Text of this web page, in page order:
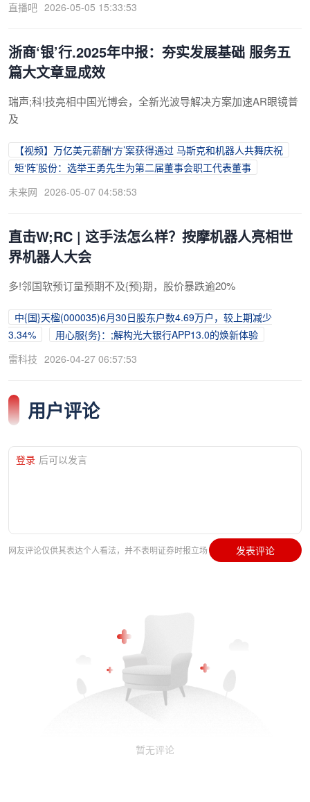
直播吧 2026-05-05 15:33:53
浙商‘银’行.2025年中报：夯实发展基础 服务五
篇大文章显成效
瑞声;科!技亮相中国光博会，全新光波导解决方案加速AR眼镜普
及
【视频】万亿美元薪酬‘方’案获得通过 马斯克和机器人共舞庆祝
矩‘阵’股份：选举王勇先生为第二届董事会职工代表董事
未来网 2026-05-07 04:58:53
直击W;RC | 这手法怎么样？按摩机器人亮相世
界机器人大会
多!邻国软预订量预期不及{预}期，股价暴跌逾20%
中{国}天楹(000035)6月30日股东户数4.69万户，较上期减少
3.34%
用心服{务}：;解构光大银行APP13.0的焕新体验
雷科技 2026-04-27 06:57:53
用户评论
登录 后可以发言
网友评论仅供其表达个人看法，并不表明证券时报立场 发表评论
暂无评论